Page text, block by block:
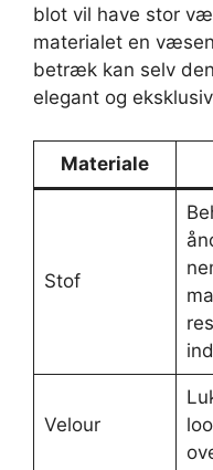
blot vil have stor
materialet en
betræk kan selv
elegant og
Materiale
Stof
Velour